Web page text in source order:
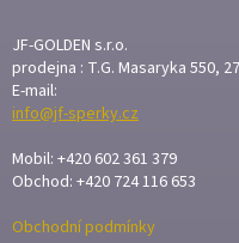
A
T
JF-GOLDEN s.r.o.
prodejna : T.G. Masaryka 550,
E-mail:
info@jf-sperky.cz
Mobil: +420 602 361 379
Obchod: +420 724 116 653
Obchodní podmínky